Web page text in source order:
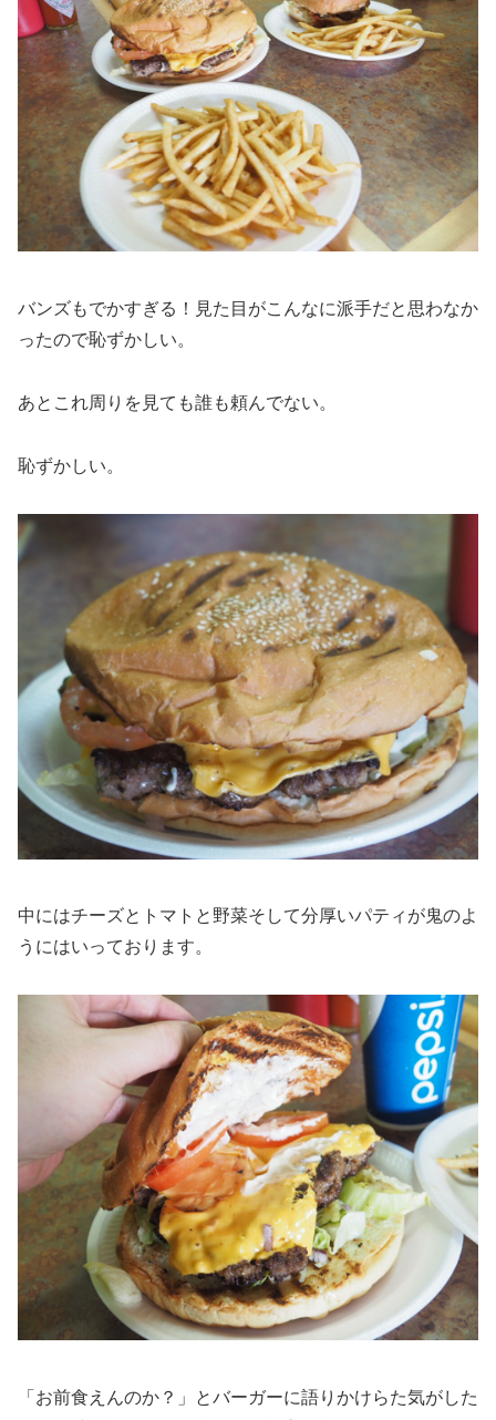
バンズもでかすぎる！見た目がこんなに派手だと思わなか
ったので恥ずかしい。
あとこれ周りを見ても誰も頼んでない。
恥ずかしい。
中にはチーズとトマトと野菜そして分厚いパティが鬼のよ
うにはいっております。
「お前食えんのか？」とバーガーに語りかけらた気がした